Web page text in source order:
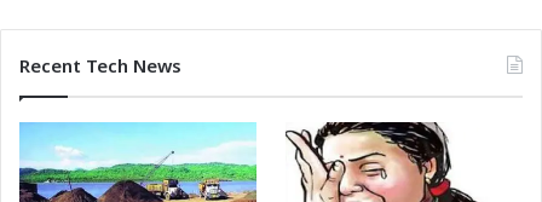
Recent Tech News